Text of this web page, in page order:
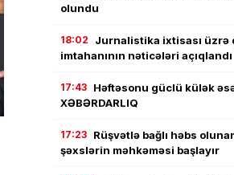
olundu
18:02
Jurnalistika ixtisası üzrə
imtahanının nəticələri açıqlandı
17:43 Həftəsonu güclü külək
XƏBƏRDARLIQ
17:23 Rüşvətlə bağlı həbs
şəxslərin məhkəməsi başlayır